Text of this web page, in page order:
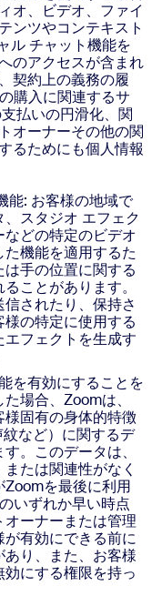
オ、ビデオ、ファイ
ンツやコンテキスト
ル チャット機能を
のアクセスが含まれ
契約上の義務の履
購入に関連するサ
払いの円滑化、関
オーナーその他の関
るためにも個人情報
能: お客様の地域で
スタジオ エフェク
などの特定のビデオ
機能を適用するた
手の位置に関する
ことがあります。
されたり、保持さ
の特定に使用する
フェクトを生成す
を有効にすることを
場合、Zoomは、
固有の身体的特徴
紋など）に関するデ
。このデータは、
たは関連性がなく
を最後に利用
いずれか早い時点
ーナーまたは管理
有効にできる前に
り、また、お客様
にする権限を持っ